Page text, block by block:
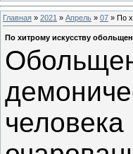
Главная » 2021 » Апрель » 07 » По
По хитрому искусству